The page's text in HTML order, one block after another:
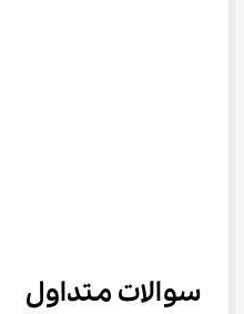
سوالات متداول